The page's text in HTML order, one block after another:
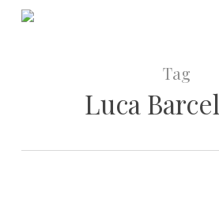
Skip
Tag
Luca